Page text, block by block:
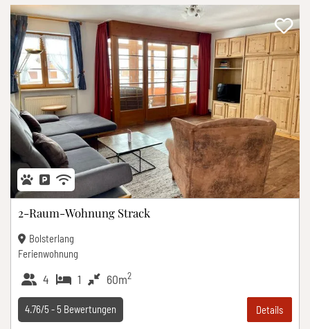
2-Raum-Wohnung Strack
Bolsterlang
Ferienwohnung
4 1 60m2
Details
4.76/5 -5 Bewertungen